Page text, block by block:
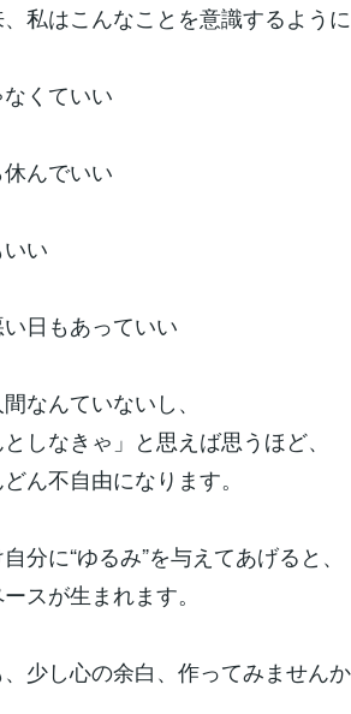
私はこんなことを意識するように
くていい
んでいい
い
日もあっていい
なんていないし、
としなきゃ」と思えば思うほど、
ん不自由になります。
分に“ゆるみ”を与えてあげると、
スが生まれます。
少し心の余白、作ってみません